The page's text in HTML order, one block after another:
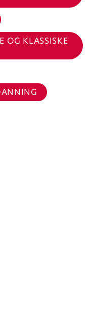
OG KLASSISKE